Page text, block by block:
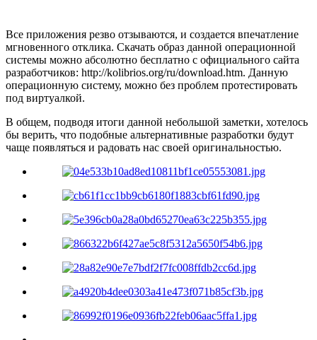
Все приложения резво отзываются, и создается впечатление
мгновенного отклика. Скачать образ данной операционной
системы можно абсолютно бесплатно с официального сайта
разработчиков: http://kolibrios.org/ru/download.htm. Данную
операционную систему, можно без проблем протестировать
под виртуалкой.
В общем, подводя итоги данной небольшой заметки, хотелось
бы верить, что подобные альтернативные разработки будут
чаще появляться и радовать нас своей оригинальностью.